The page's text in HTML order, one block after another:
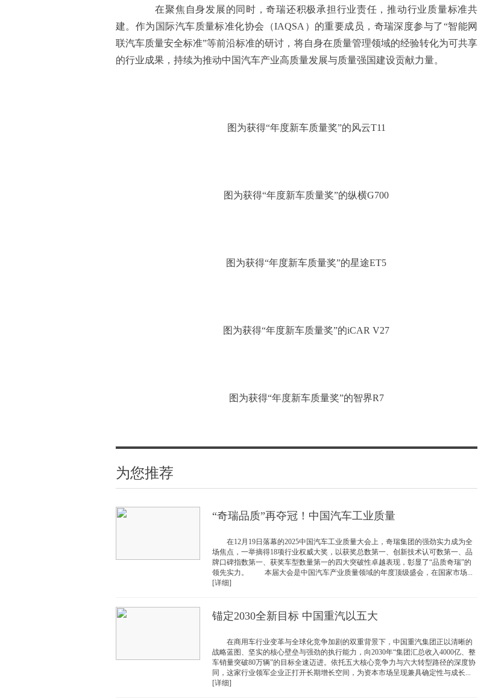
在聚焦自身发展的同时，奇瑞还积极承担行业责任，推动行业质量标准共
建。作为国际汽车质量标准化协会（IAQSA）的重要成员，奇瑞深度参与了“智能网
联汽车质量安全标准”等前沿标准的研讨，将自身在质量管理领域的经验转化为可共享
的行业成果，持续为推动中国汽车产业高质量发展与质量强国建设贡献力量。
图为获得“年度新车质量奖”的风云T11
图为获得“年度新车质量奖”的纵横G700
图为获得“年度新车质量奖”的星途ET5
图为获得“年度新车质量奖”的iCAR V27
图为获得“年度新车质量奖”的智界R7
为您推荐
“奇瑞品质”再夺冠！中国汽车工业质量
在12月19日落幕的2025中国汽车工业质量大会上，奇瑞集团的强劲实力成为全
场焦点，一举摘得18项行业权威大奖，以获奖总数第一、创新技术认可数第一、品
牌口碑指数第一、获奖车型数量第一的四大突破性卓越表现，彰显了“品质奇瑞”的
领先实力。 本届大会是中国汽车产业质量领域的年度顶级盛会，在国家市场...
[详细]
锚定2030全新目标 中国重汽以五大
在商用车行业变革与全球化竞争加剧的双重背景下，中国重汽集团正以清晰的
战略蓝图、坚实的核心壁垒与强劲的执行能力，向2030年“集团汇总收入4000亿、整
车销量突破80万辆”的目标全速迈进。依托五大核心竞争力与六大转型路径的深度协
同，这家行业领军企业正打开长期增长空间，为资本市场呈现兼具确定性与成长...
[详细]